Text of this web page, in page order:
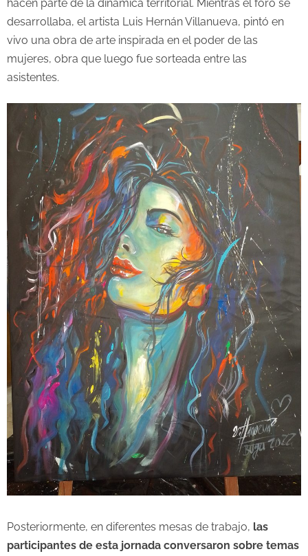
hacen parte de la dinámica territorial. Mientras el foro se
desarrollaba, el artista Luis Hernán Villanueva, pintó en
vivo una obra de arte inspirada en el poder de las
mujeres, obra que luego fue sorteada entre las
asistentes.
Posteriormente, en diferentes mesas de trabajo, las
participantes de esta jornada conversaron sobre temas